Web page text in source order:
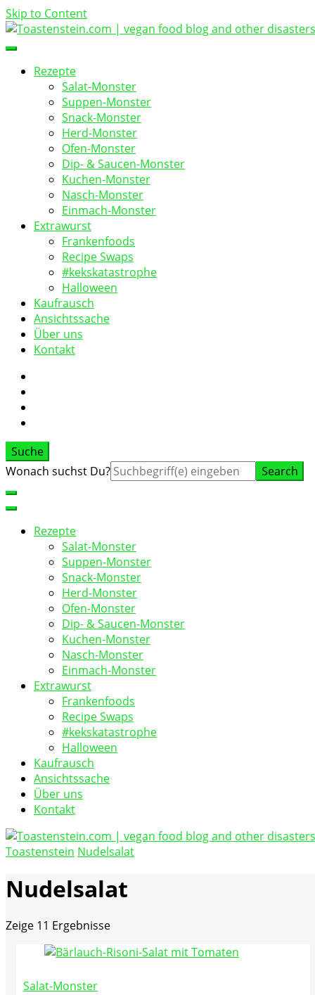
Skip to Content
Toastenstein.com
vegan food blog
Rezepte
Salat-Monster
Suppen-Monster
Snack-Monster
Herd-Monster
Ofen-Monster
Dip- & Saucen-Monster
Kuchen-Monster
Nasch-Monster
Einmach-Monster
Extrawurst
Frankenfoods
Recipe Swaps
#kekskatastrophe
Halloween
Kaufrausch
Ansichtssache
Über uns
Kontakt
Suche
Suche
Wonach suchst Du?
Rezepte
Salat-Monster
Suppen-Monster
Snack-Monster
Herd-Monster
Ofen-Monster
Dip- & Saucen-Monster
Kuchen-Monster
Nasch-Monster
Einmach-Monster
Extrawurst
Frankenfoods
Recipe Swaps
#kekskatastrophe
Halloween
Kaufrausch
Ansichtssache
Über uns
Kontakt
Toastenstein.com
Toastenstein Nudelsalat
Nudelsalat
Zeige 11 Ergebnisse
Salat-Monster